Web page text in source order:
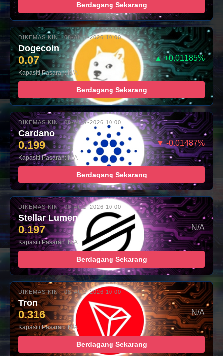
Berdagang Sekarang
DIKEMAS KINI: 08-AUG-2026 10:00
Dogecoin
0.07 ▲ +0.01185%
Kapasiti Pasaran: N/A
Berdagang Sekarang
DIKEMAS KINI: 08-AUG-2026 10:00
Cardano
0.199 ▼ -0.01487%
Kapasiti Pasaran: N/A
Berdagang Sekarang
DIKEMAS KINI: 08-AUG-2026 10:00
Stellar Lumens
0.197 – N/A
Kapasiti Pasaran: N/A
Berdagang Sekarang
DIKEMAS KINI: 08-AUG-2026 10:00
Tron
0.316 – N/A
Kapasiti Pasaran: N/A
Berdagang Sekarang